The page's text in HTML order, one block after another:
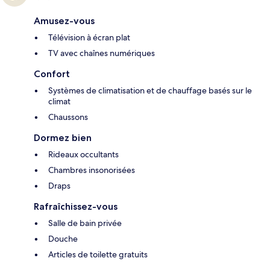
Amusez-vous
Télévision à écran plat
TV avec chaînes numériques
Confort
Systèmes de climatisation et de chauffage basés sur le
climat
Chaussons
Dormez bien
Rideaux occultants
Chambres insonorisées
Draps
Rafraîchissez-vous
Salle de bain privée
Douche
Articles de toilette gratuits